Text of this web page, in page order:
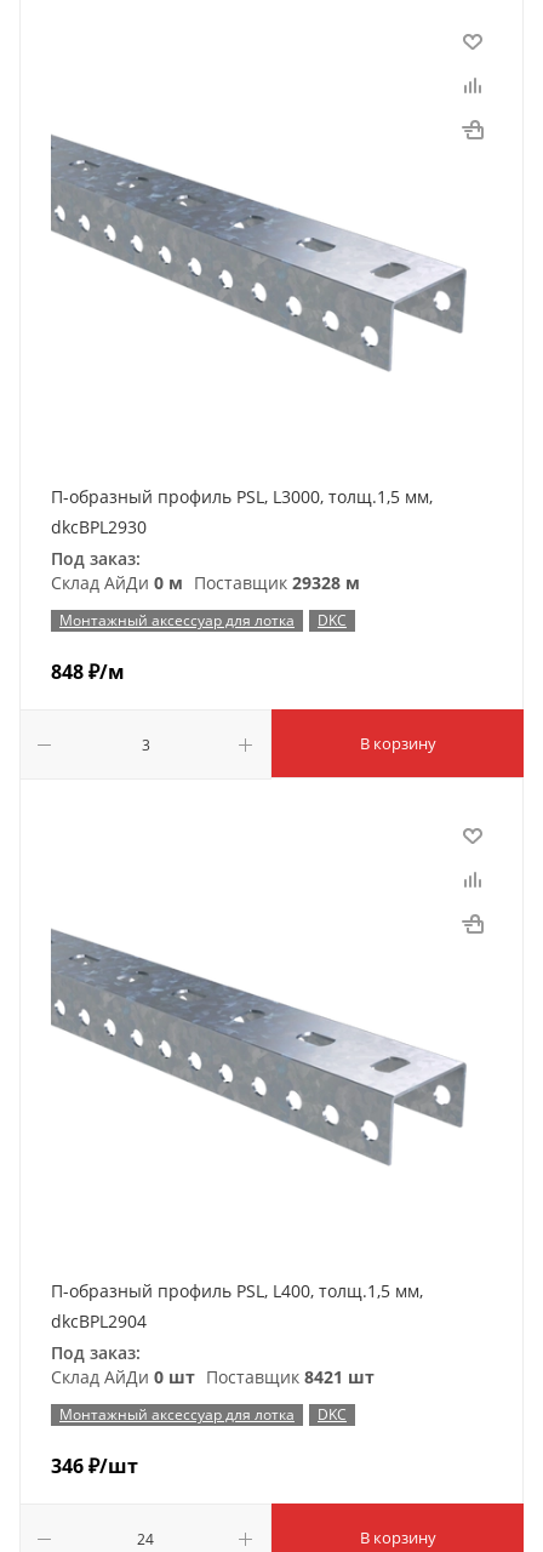
П-образный профиль PSL, L3000, толщ.1,5 мм,
dkcBPL2930
Под заказ:
Склад АйДи 0 м Поставщик 29328 м
Монтажный аксессуар для лотка DKC
848₽/м
В корзину
П-образный профиль PSL, L400, толщ.1,5 мм,
dkcBPL2904
Под заказ:
Склад АйДи 0 шт Поставщик 8421 шт
Монтажный аксессуар для лотка DKC
346₽/шт
В корзину